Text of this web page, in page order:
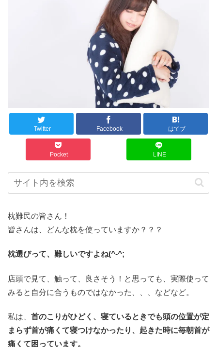
Twitter Facebook はてブ
Pocket LINE
枕難民の皆さん！
皆さんは、どんな枕を使っていますか？？？
枕選びって、難しいですよね(^-^;
店頭で見て、触って、良さそう！と思っても、実際使って
みると自分に合うものではなかった、、、などなど。
私は、 首のこりがひどく、寝ているときでも頭の位置が定
まらず首が痛くて寝つけなかったり、起きた時に毎朝首が
痛くて困っています。